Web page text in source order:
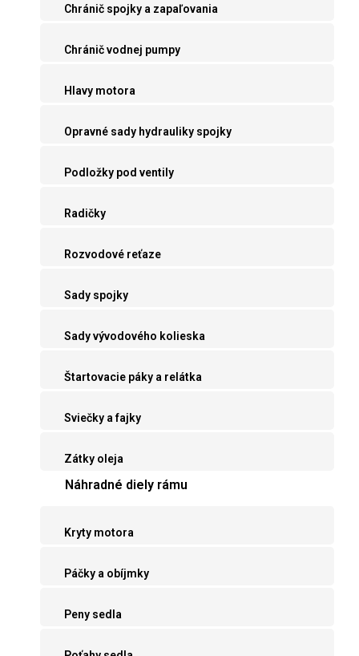
Chránič spojky a zapaľovania
Chránič vodnej pumpy
Hlavy motora
Opravné sady hydrauliky spojky
Podložky pod ventily
Radičky
Rozvodové reťaze
Sady spojky
Sady vývodového kolieska
Štartovacie páky a relátka
Sviečky a fajky
Zátky oleja
Náhradné diely rámu
Kryty motora
Páčky a obíjmky
Peny sedla